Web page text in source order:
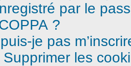
par le
?
je pas
les